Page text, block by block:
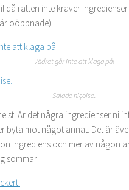
då rätten inte kräver
oöppnade).
Vädret går inte att klaga på!
Salade niçoise.
Är det några ingredienser ni
byta mot något annat. Det är
ingrediens och mer av någon
sommar!